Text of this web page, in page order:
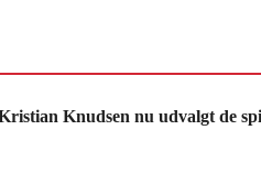
Knudsen nu udvalgt de